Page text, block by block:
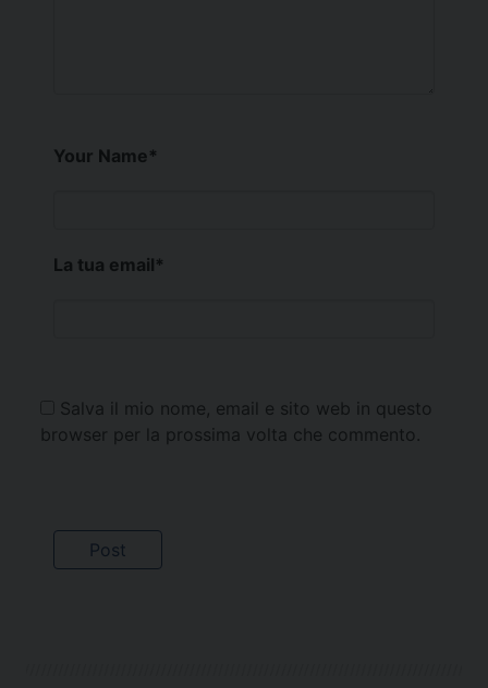
Your Name*
La tua email*
Salva il mio nome, email e sito web in questo
browser per la prossima volta che commento.